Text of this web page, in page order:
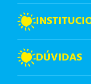
DÚVIDAS